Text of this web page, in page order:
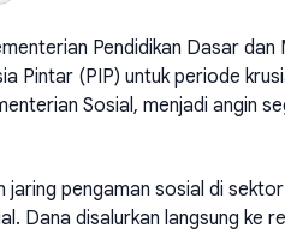
Pendidikan Dasar dan
Pintar (PIP) untuk periode
Sosial, menjadi angin
jaring pengaman sosial di
Dana disalurkan langsung ke